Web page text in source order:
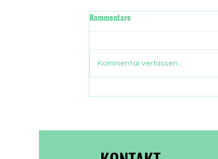
Wann übernimmt in Frankfurt
Kommentare
Kommentar verfassen...